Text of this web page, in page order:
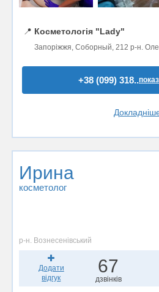
📍 Косметологія "Lady"
Запоріжжя, Соборный, 212 р-н.
+38 (099) 318..
Ирина
косметолог
р-н. Вознесенівський
Додати
відгук
67
дзвінків